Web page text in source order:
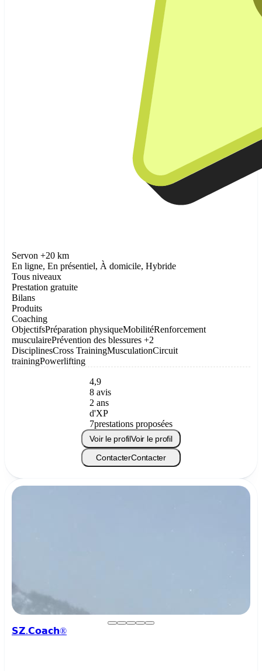
Servon +20 km
En ligne, En présentiel, À domicile, Hybride
Tous niveaux
Prestation gratuite
Bilans
Produits
Coaching
ObjectifsPréparation physiqueMobilitéRenforcement
musculairePrévention des blessures +2
DisciplinesCross TrainingMusculationCircuit
trainingPowerlifting
4,9
8 avis
2 ans
d'XP
7prestations proposées
Voir le profilVoir le profil
ContacterContacter
𝗦𝗭.𝗖𝗼𝗮𝗰𝗵®